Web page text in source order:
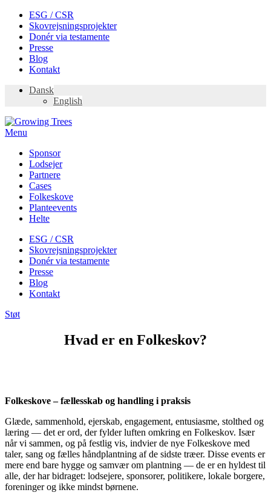
Skip
content
ESG / CSR
Skovrejsningsprojekter
Donér via testamente
Presse
Blog
Kontakt
Dansk
English
Menu
Sponsor
Lodsejer
Partnere
Cases
Folkeskove
Planteevents
Helte
ESG / CSR
Skovrejsningsprojekter
Donér via testamente
Presse
Blog
Kontakt
Støt
Hvad er en Folkeskov?
Folkeskove – fællesskab og handling i praksis
Glæde, sammenhold, ejerskab, engagement, entusiasme, stolthed og
læring — det er ord, der fylder luften omkring en Folkeskov. Især
når vi sammen, og på festlig vis, indvier de nye Folkeskove med
taler, sang og fælles håndplantning af de sidste træer. Disse events er
mere end bare hygge og samvær om plantning — de er en hyldest til
alle, der har bidraget: lodsejere, sponsorer, politikere, lokale borgere,
foreninger og ikke mindst børnene.